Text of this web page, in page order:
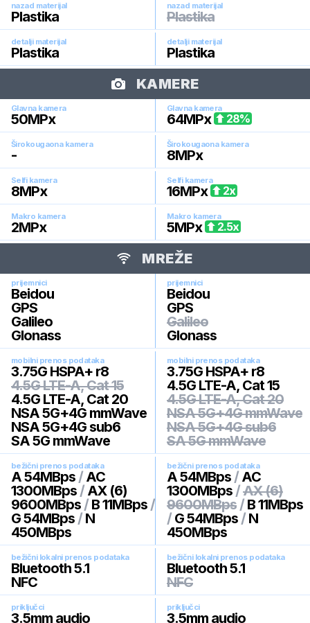
nazad materijal
Plastika
nazad materijal
Plastika
detalji materijal
Plastika
detalji materijal
Plastika
KAMERE
Glavna kamera
50MPx
Glavna kamera
64MPx 28%
Širokougaona kamera
-
Širokougaona kamera
8MPx
Selfi kamera
8MPx
Selfi kamera
16MPx 2x
Makro kamera
2MPx
Makro kamera
5MPx 2.5x
MREŽE
prijemnici
Beidou
GPS
Galileo
Glonass
prijemnici
Beidou
GPS
Galileo
Glonass
mobilni prenos podataka
3.75G HSPA+ r8
4.5G LTE-A, Cat 15
4.5G LTE-A, Cat 20
NSA 5G+4G mmWave
NSA 5G+4G sub6
SA 5G mmWave
mobilni prenos podataka
3.75G HSPA+ r8
4.5G LTE-A, Cat 15
4.5G LTE-A, Cat 20
NSA 5G+4G mmWave
NSA 5G+4G sub6
SA 5G mmWave
bežični prenos podataka
A 54MBps / AC
1300MBps / AX (6)
9600MBps / B 11MBps /
G 54MBps / N
450MBps
bežični prenos podataka
A 54MBps / AC
1300MBps /AX (6)
9600MBps / B 11MBps
/ G 54MBps / N
450MBps
bežični lokalni prenos podataka
Bluetooth 5.1
NFC
bežični lokalni prenos podataka
Bluetooth 5.1
NFC
priključci
3.5mm audio
priključci
3.5mm audio